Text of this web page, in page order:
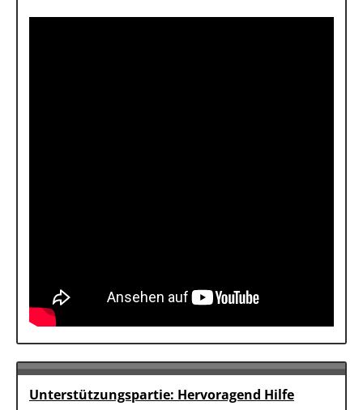
Unterstützungspartie: Hervoragend Hilfe